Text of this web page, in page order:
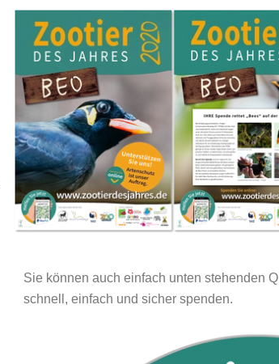
Sie können auch einfach unten stehenden
schnell, einfach und sicher spenden.